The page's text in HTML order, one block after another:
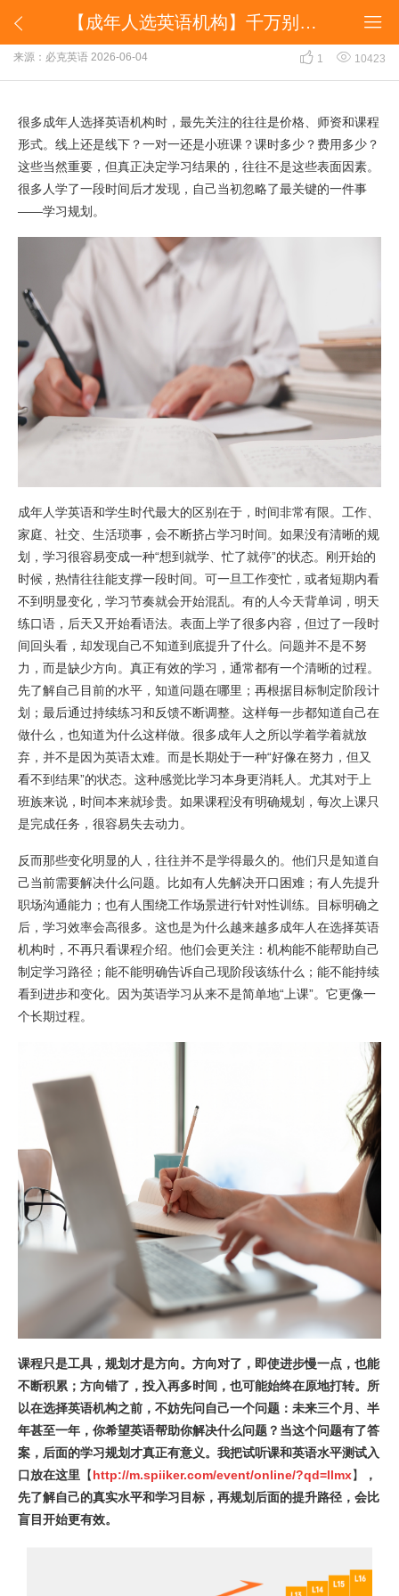
 
​【成年人选英语机构】千万别忽略学习规划
​【成年人选英语机构】千万别忽略学习规划
来源：必克英语 2026-06-04  1  10423
很多成年人选择英语机构时，最先关注的往往是价格、师资和课程
形式。线上还是线下？一对一还是小班课？课时多少？费用多少？
这些当然重要，但真正决定学习结果的，往往不是这些表面因素。
很多人学了一段时间后才发现，自己当初忽略了最关键的一件事
——学习规划。
成年人学英语和学生时代最大的区别在于，时间非常有限。工作、
家庭、社交、生活琐事，会不断挤占学习时间。如果没有清晰的规
划，学习很容易变成一种“想到就学、忙了就停”的状态。刚开始的
时候，热情往往能支撑一段时间。可一旦工作变忙，或者短期内看
不到明显变化，学习节奏就会开始混乱。有的人今天背单词，明天
练口语，后天又开始看语法。表面上学了很多内容，但过了一段时
间回头看，却发现自己不知道到底提升了什么。问题并不是不努
力，而是缺少方向。真正有效的学习，通常都有一个清晰的过程。
先了解自己目前的水平，知道问题在哪里；再根据目标制定阶段计
划；最后通过持续练习和反馈不断调整。这样每一步都知道自己在
做什么，也知道为什么这样做。很多成年人之所以学着学着就放
弃，并不是因为英语太难。而是长期处于一种“好像在努力，但又
看不到结果”的状态。这种感觉比学习本身更消耗人。尤其对于上
班族来说，时间本来就珍贵。如果课程没有明确规划，每次上课只
是完成任务，很容易失去动力。
反而那些变化明显的人，往往并不是学得最久的。他们只是知道自
己当前需要解决什么问题。比如有人先解决开口困难；有人先提升
职场沟通能力；也有人围绕工作场景进行针对性训练。目标明确之
后，学习效率会高很多。这也是为什么越来越多成年人在选择英语
机构时，不再只看课程介绍。他们会更关注：机构能不能帮助自己
制定学习路径；能不能明确告诉自己现阶段该练什么；能不能持续
看到进步和变化。因为英语学习从来不是简单地“上课”。它更像一
个长期过程。
课程只是工具，规划才是方向。方向对了，即使进步慢一点，也能
不断积累；方向错了，投入再多时间，也可能始终在原地打转。所
以在选择英语机构之前，不妨先问自己一个问题：未来三个月、半
年甚至一年，你希望英语帮助你解决什么问题？当这个问题有了答
案，后面的学习规划才真正有意义。我把试听课和英语水平测试入
口放在这里 【http://m.spiiker.com/event/online/?qd=llmx】
，
先了解自己的真实水平和学习目标，再规划后面的提升路径，会比
盲目开始更有效。